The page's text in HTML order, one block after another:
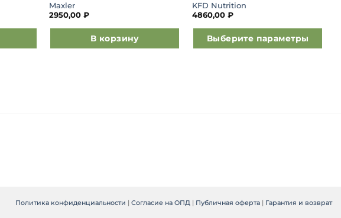
Maxler
2950,00₽
В корзину
KFD Nutrition
4860,00₽
Выберите параметры
Политика конфиденциальности Согласие на ОПД Публичная оферта Гарантия и возврат